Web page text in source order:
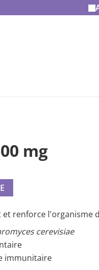
mg
renforce l'organisme
cerevisiae
immunitaire